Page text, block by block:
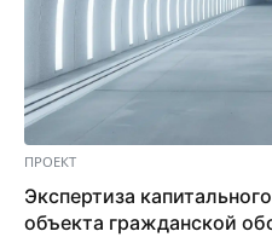
ПРОЕКТ
Экспертиза
объекта гражданской